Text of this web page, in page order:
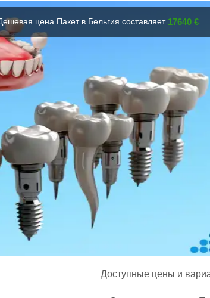
цена Пакет в Бельгия составляет 17640 €
Доступные цены и